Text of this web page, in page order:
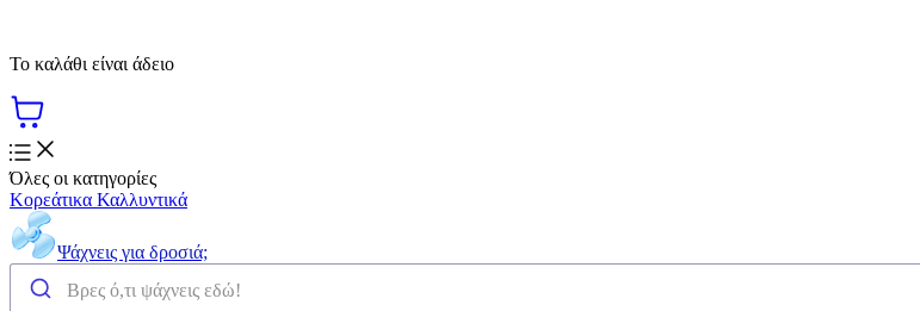
Το καλάθι είναι άδειο
Όλες οι κατηγορίες
Κορεάτικα Καλλυντικά
Ψάχνεις για δροσιά;